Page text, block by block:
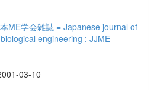
ME学会雑誌 = Japanese journal of
engineering : JJME
03-10